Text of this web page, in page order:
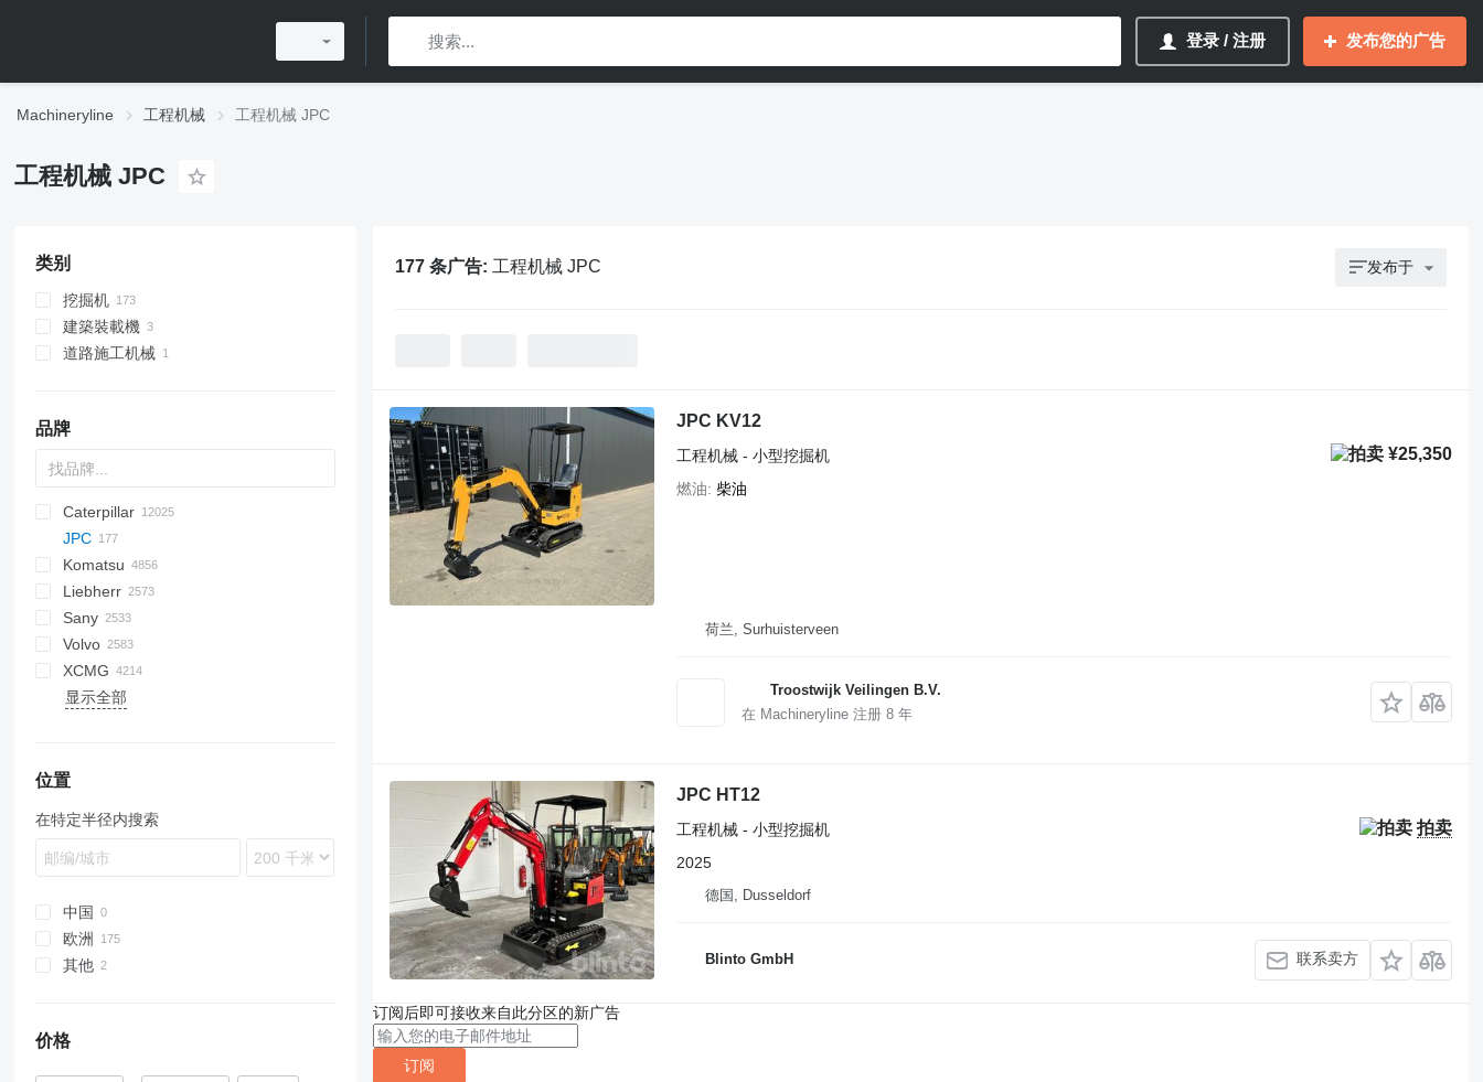
登录 / 注册 发布您的广告
Machineryline 工程机械 工程机械 JPC
工程机械 JPC
类别
挖掘机
小型挖掘机
建築裝載機
轮式装载机
道路施工机械
品牌
Titan
AL
AS
AZ
SP
SR
SV
AX
X-Series
AFW
AP
ASC
AV
RAMMAX
HD
FlexiROC
ROC
SmartROC
1304
1404
1604
AR
MH
W series
400 - series
500 - series
700 - series
BC
BF
BM
BP
BT
BVP
BW
MPH
BG
RG
BB
DTV
SF
TW
553
753
A series
E series
S series
T series
GSH
Leonardo
AHK
K-series
PC
CK
3.5
B-series
C-series
450
570
580
590
621
695
721
770
CX
SR
SV
W-series
Caterpillar
12H
12M
120
140
160
226
236
302
303
304
305
306
307
CM
Scorpion
Torion
CH
MC
BlockKing
MobKing
30
60
100
CF
LF
Mega
D-series
RH
AC
CC
DF
DK
DX
F-series
JCPT
JT
R-series
Framax
Frami
DH
DL
DX
TD
CA
CC
CP
CS
F series
LP
PL
R-series
AirROC
W-series
ER
Compact
Turbomix
ATF
F-series
RTF
FL
EX
FD
FH
FR
W-series
Cargo
FS
F-series
MHL
HCR
HRE
EK
R-series
RT
SL
AWP
GR
GS
S series
Z series
D-series
G2200
G2300
G2700
G5000
V-series
GT
XL
GMK
RT
TMS
D-series
BG
3307
3412
DV
GRW
H-series
HC
HD
Compact
H-series
HA
HT
Optimum
Star
HMK
700
LL
EX
KH
ZW
ZX
Zaxis
SCX
C-series
H-series
A-series
FS
K-series
ZL
HL-series
HW-series
HX-series
R-series
Robex
HBR
Daily
EuroCargo
Eurotrakker
Trakker
YF
DD
SD
ELF
IT
1CX
2CX
3CX
3DX
4CX
5CX
16C-1
220X
225
403
406
407
409
10
340AJ
450
460
520
600
660
1250
1350
1930
1932
2030
2630
JPC
CT
CT 13
HT
HT 12
KV
KV 12
KV 15
SPX
410
PM
KR
NK
KR
KM
7055
7150
CKE
RK
SK
Komatsu
D series
GD
PC
PW
SK
5035
5050
5065
5075
Allrad
KMK
A-series
GL-series
K-series
KH-series
KX-series
A-series
AR
AS
MT
SR
Liebherr
A-series
HS
K-Series
L-series
LRB
LTC
LTF
LTM
LTR
MK
SL
HTC
RTC
836
855
856
920E
9075F
CLG
LG
LTC
ZL
GRIL
CDM
LG
FR
LE
TGA
TGL
TGM
MP
Madpatcher
MC
DS
ES
HR
AETJ
ATJ
MT
TJ
XE
MI
Parma
MW
6
8
12
714
A-series
Actros
Antos
Arocs
Atego
Unimog
DBM
TF
Canter
VA
AL
B-series
D-series
E-series
L-series
120
HR
N-series
Cabstar
NT
NM
F-series
L-series
MH
RH
Snake
H-series
HD
S151-19E
ATT
SK
Spider 18.90 Pro
GTMR
H-series
HD
IGO
BSA
M-series
SP
MR
RW
C-series
K-series
Kerax
Master
XN
R-series
RX
E-Series
ER
L-Series
LG
655
656
816
919
TS
SE
Commando
DI
DP
DX
Sany
HBT
QY
SAC
SY
P-series
R-series
SP
1622
2024
2028
3650
8620 T
SL
613
630
730
835
5500
S series
F3000
M3000
SD
SD
SE
SJ
A-series
S-series
R312
SF
SM
1265
SK
HA
LS
SH
SWE
SWL
FR85
ATF
ATF
GR
GT
TB
TL
815
T-series
A-series
AC
RC
CF
300F
URW
D-series
S-series
T-series
W
Volvo
BL
BLC
EW
EWR
FL
FM
FMX
G-series
AB
MT
6003
BS
RD
RT
WL
DPU
ET
CR
SRV
1140
1160
4080
T-series
WG
AR
AW
KMA
SP
XCMG
GR
QY
RP
WZ
XC
XD
XE
B-series
ZM
ZL
HBT
ZS
ZT
H
显示全部
位置
在特定半径内搜索
中国
欧洲
其他
价格
177 条广告: 工程机械 JPC 发布于
JPC KV12
¥25,350
工程机械 - 小型挖掘机
燃油 柴油
荷兰, Surhuisterveen
Troostwijk Veilingen B.V.
在 Machineryline 注册 8年
JPC HT12
拍卖
工程机械 - 小型挖掘机
2025
德国, Dusseldorf
Blinto GmbH 联系卖方
订阅后即可接收来自此分区的新广告
订阅